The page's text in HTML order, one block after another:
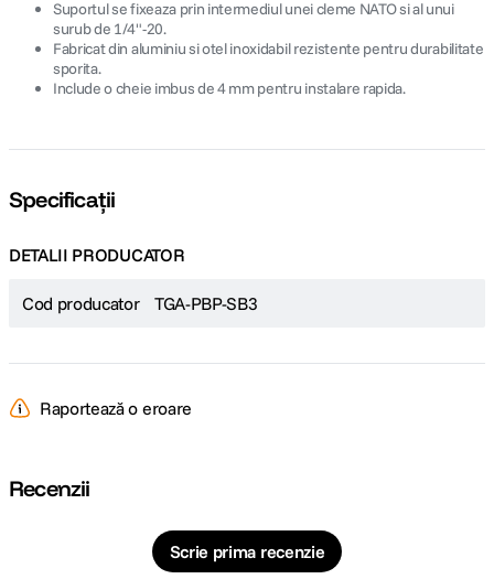
Suportul se fixeaza prin intermediul unei cleme NATO si al unui
surub de 1/4"-20.
Fabricat din aluminiu si otel inoxidabil rezistente pentru durabilitate
sporita.
Include o cheie imbus de 4 mm pentru instalare rapida.
Specificații
DETALII PRODUCATOR
Cod producator TGA-PBP-SB3
Raportează o eroare
Recenzii
Scrie prima recenzie